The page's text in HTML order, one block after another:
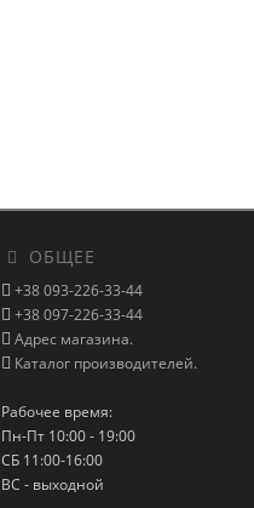
ОБЩЕЕ
+38 093-226-33-44
+38 097-226-33-44
Адрес магазина.
Каталог производителей.
Рабочее время:
Пн-Пт 10:00 - 19:00
СБ 11:00-16:00
ВС - выходной